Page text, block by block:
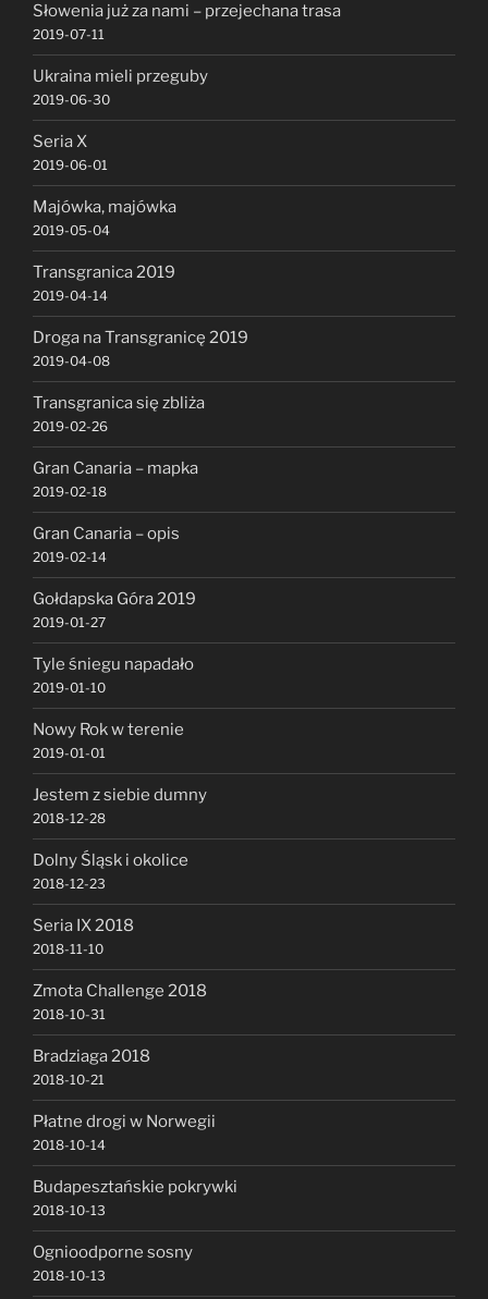
Słowenia już za nami – przejechana trasa
2019-07-11
Ukraina mieli przeguby
2019-06-30
Seria X
2019-06-01
Majówka, majówka
2019-05-04
Transgranica 2019
2019-04-14
Droga na Transgranicę 2019
2019-04-08
Transgranica się zbliża
2019-02-26
Gran Canaria – mapka
2019-02-18
Gran Canaria – opis
2019-02-14
Gołdapska Góra 2019
2019-01-27
Tyle śniegu napadało
2019-01-10
Nowy Rok w terenie
2019-01-01
Jestem z siebie dumny
2018-12-28
Dolny Śląsk i okolice
2018-12-23
Seria IX 2018
2018-11-10
Zmota Challenge 2018
2018-10-31
Bradziaga 2018
2018-10-21
Płatne drogi w Norwegii
2018-10-14
Budapesztańskie pokrywki
2018-10-13
Ognioodporne sosny
2018-10-13